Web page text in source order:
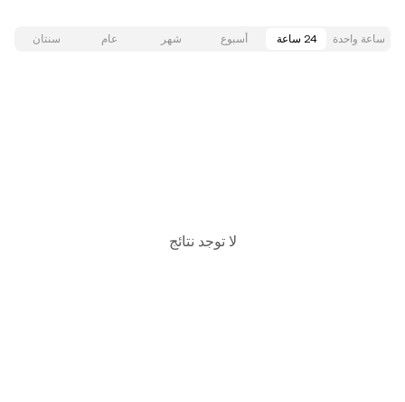
ساعة واحدة 24 ساعة أسبوع شهر عام سنتان
لا توجد نتائج